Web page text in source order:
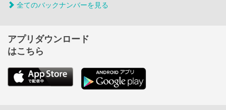
全てのバックナンバーを見る
アプリダウンロード
はこちら